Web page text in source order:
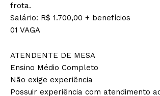
frota.
Salário: R$ 1.700,00 + benefícios
01 VAGA
ATENDENTE DE MESA
Ensino Médio Completo
Não exige experiência
Possuir experiência com atendimento